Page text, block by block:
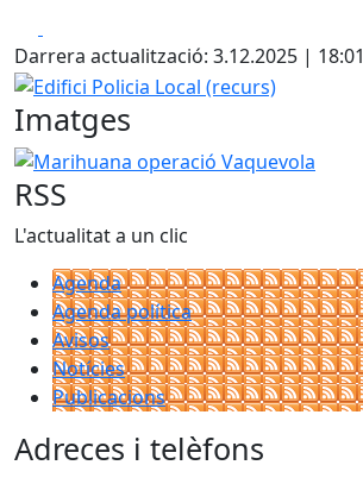
Darrera actualització: 3.12.2025 | 18:01
Edifici Policia Local (recurs)
Imatges
Marihuana operació Vaquevola
RSS
L'actualitat a un clic
Agenda
Agenda política
Avisos
Notícies
Publicacions
Adreces i telèfons